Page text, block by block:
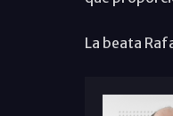
La beata